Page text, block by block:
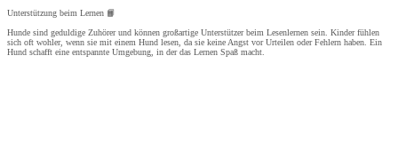
Unterstützung beim Lernen 📙
Hunde sind geduldige Zuhörer und können großartige Unterstützer beim Lesenlernen sein. Kinder fühlen
sich oft wohler, wenn sie mit einem Hund lesen, da sie keine Angst vor Urteilen oder Fehlern haben. Ein
Hund schafft eine entspannte Umgebung, in der das Lernen Spaß macht.